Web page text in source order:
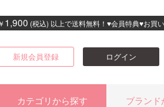
￥ 1,900 (税込) 以上で送料無料！♥会員特典♥お買
新規会員登録 ログイン
カテゴリから探す ブランド